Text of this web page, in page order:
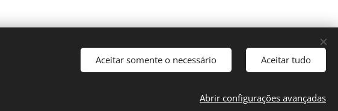
Aceitar somente o necessário Aceitar tudo
Abrir configurações avançadas